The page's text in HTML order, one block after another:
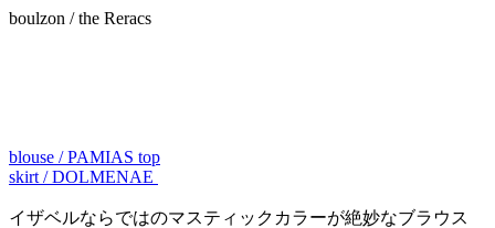
boulzon / the Reracs
blouse / PAMIAS top
skirt / DOLMENAE
イザベルならではのマスティックカラーが絶妙なブラウス